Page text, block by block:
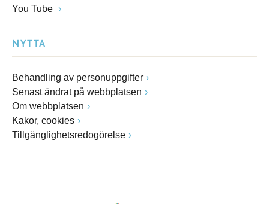
You Tube
NYTTA
Behandling av personuppgifter
Senast ändrat på webbplatsen
Om webbplatsen
Kakor, cookies
Tillgänglighetsredogörelse